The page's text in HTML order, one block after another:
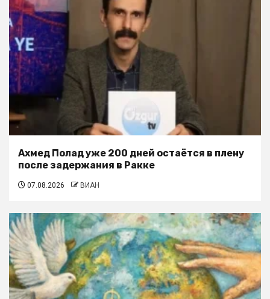
Ахмед Полад уже 200 дней остаётся в плену
после задержания в Ракке
07.08.2026 ВИАН